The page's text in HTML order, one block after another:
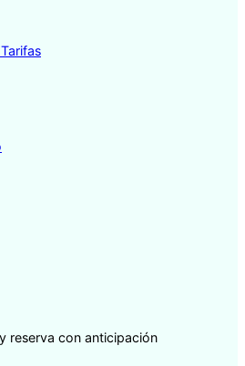
reserva con anticipación